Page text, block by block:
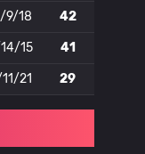
9/18 42
15 41
21 29